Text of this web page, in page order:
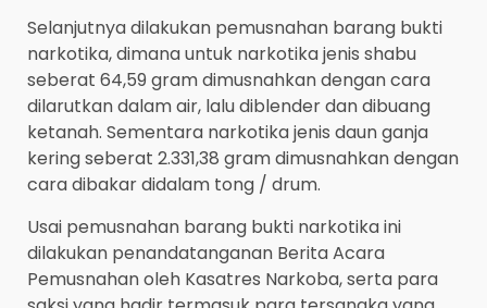
Selanjutnya dilakukan pemusnahan barang bukti
narkotika, dimana untuk narkotika jenis shabu
seberat 64,59 gram dimusnahkan dengan cara
dilarutkan dalam air, lalu diblender dan dibuang
ketanah. Sementara narkotika jenis daun ganja
kering seberat 2.331,38 gram dimusnahkan dengan
cara dibakar didalam tong / drum.
Usai pemusnahan barang bukti narkotika ini
dilakukan penandatanganan Berita Acara
Pemusnahan oleh Kasatres Narkoba, serta para